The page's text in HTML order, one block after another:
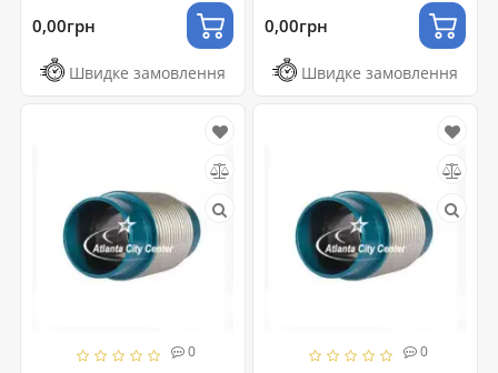
0,00грн
Швидке замовлення
0,00грн
Швидке замовлення
0 0